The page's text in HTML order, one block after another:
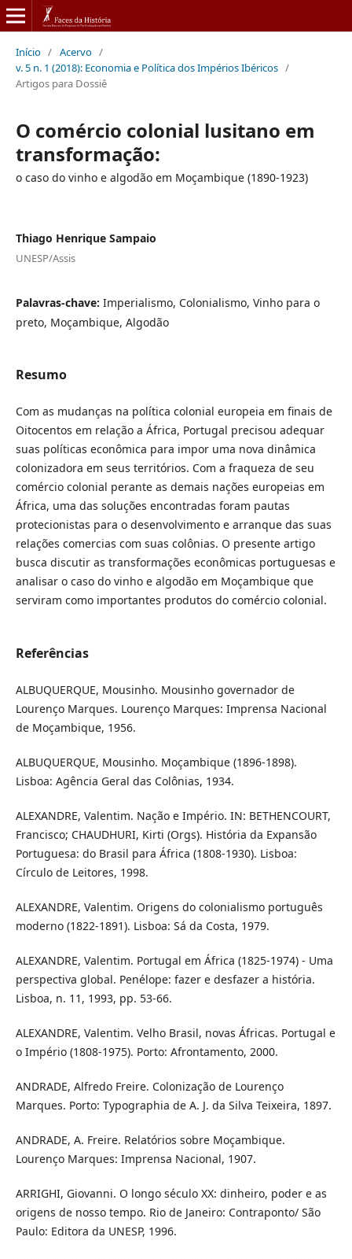
Início / Acervo /
v. 5 n. 1 (2018): Economia e Política dos Impérios Ibéricos /
Artigos para Dossiê
O comércio colonial lusitano em
transformação:
o caso do vinho e algodão em Moçambique (1890-1923)
Thiago Henrique Sampaio
UNESP/Assis
Palavras-chave: Imperialismo, Colonialismo, Vinho para o
preto, Moçambique, Algodão
Resumo
Com as mudanças na política colonial europeia em finais de
Oitocentos em relação a África, Portugal precisou adequar
suas políticas econômica para impor uma nova dinâmica
colonizadora em seus territórios. Com a fraqueza de seu
comércio colonial perante as demais nações europeias em
África, uma das soluções encontradas foram pautas
protecionistas para o desenvolvimento e arranque das suas
relações comercias com suas colônias. O presente artigo
busca discutir as transformações econômicas portuguesas e
analisar o caso do vinho e algodão em Moçambique que
serviram como importantes produtos do comércio colonial.
Referências
ALBUQUERQUE, Mousinho. Mousinho governador de
Lourenço Marques. Lourenço Marques: Imprensa Nacional
de Moçambique, 1956.
ALBUQUERQUE, Mousinho. Moçambique (1896-1898).
Lisboa: Agência Geral das Colônias, 1934.
ALEXANDRE, Valentim. Nação e Império. IN: BETHENCOURT,
Francisco; CHAUDHURI, Kirti (Orgs). História da Expansão
Portuguesa: do Brasil para África (1808-1930). Lisboa:
Círculo de Leitores, 1998.
ALEXANDRE, Valentim. Origens do colonialismo português
moderno (1822-1891). Lisboa: Sá da Costa, 1979.
ALEXANDRE, Valentim. Portugal em África (1825-1974) - Uma
perspectiva global. Penélope: fazer e desfazer a história.
Lisboa, n. 11, 1993, pp. 53-66.
ALEXANDRE, Valentim. Velho Brasil, novas Áfricas. Portugal e
o Império (1808-1975). Porto: Afrontamento, 2000.
ANDRADE, Alfredo Freire. Colonização de Lourenço
Marques. Porto: Typographia de A. J. da Silva Teixeira, 1897.
ANDRADE, A. Freire. Relatórios sobre Moçambique.
Lourenço Marques: Imprensa Nacional, 1907.
ARRIGHI, Giovanni. O longo século XX: dinheiro, poder e as
origens de nosso tempo. Rio de Janeiro: Contraponto/ São
Paulo: Editora da UNESP, 1996.